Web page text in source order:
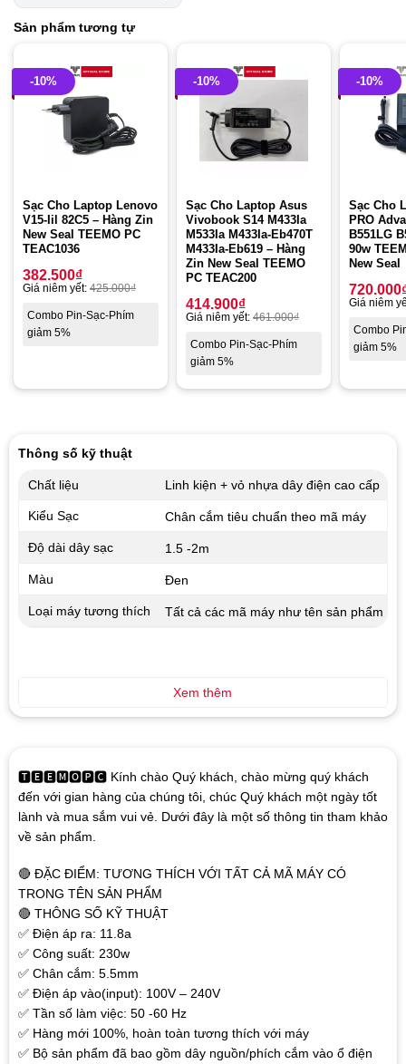
Sản phẩm tương tự
-10%
Sạc Cho Laptop Lenovo
V15-Iil 82C5 – Hàng Zin
New Seal TEEMO PC
TEAC1036
382.500₫
Giá niêm yết: 425.000₫
Combo Pin-Sạc-Phím
giảm 5%
-10%
Sạc Cho Laptop Asus
Vivobook S14 M433Ia
M533Ia M433Ia-Eb470T
M433Ia-Eb619 – Hàng
Zin New Seal TEEMO
PC TEAC200
414.900₫
Giá niêm yết: 461.000₫
Combo Pin-Sạc-Phím
giảm 5%
-10%
Sạc Cho
PRO
B551LG
90w
New Seal
720.000
Giá niêm
Combo
giảm 5%
🆃🅴🅴🅼🅾🅿🅲 Kính chào Quý khách, chào mừng quý khách
đến với gian hàng của chúng tôi, chúc Quý khách một ngày tốt
lành và mua sắm vui vẻ. Dưới đây là một số thông tin tham khảo
về sản phẩm.
🔴 ĐẶC ĐIỂM: TƯƠNG THÍCH VỚI TẤT CẢ MÃ MÁY CÓ
TRONG TÊN SẢN PHẨM
🔴 THÔNG SỐ KỸ THUẬT
✅ Điện áp ra: 11.8a
✅ Công suất: 230w
✅ Chân cắm: 5.5mm
✅ Điện áp vào(input): 100V – 240V
✅ Tần số làm việc: 50 -60 Hz
✅ Hàng mới 100%, hoàn toàn tương thích với máy
✅ Bộ sản phẩm đã bao gồm dây nguồn/phích cắm vào ổ điện
Thông số kỹ thuật
Chất liệu Linh kiện + vỏ nhựa dây điện cao cấp
Kiểu Sạc Chân cắm tiêu chuẩn theo mã máy
Độ dài dây sạc 1.5 -2m
Màu Đen
Loại máy tương thích Tất cả các mã máy như tên sản phẩm
Xem thêm